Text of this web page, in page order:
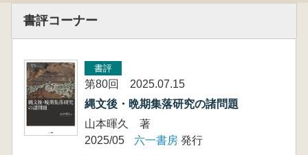
書評コーナー
書評
第80回 2025.07.15
縄文後・晩期集落研究の諸問題
山本暉久 著
2025/05
六一書房 発行